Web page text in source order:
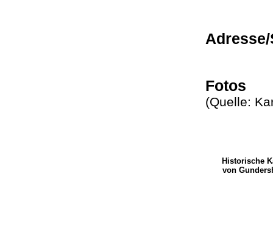
Fotos
(Quelle:
Historische
von